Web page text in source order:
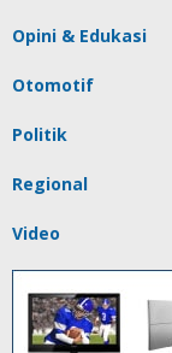
Opini & Edukasi
Otomotif
Politik
Regional
Video